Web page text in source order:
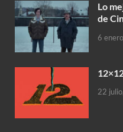
Lo
de
6
22